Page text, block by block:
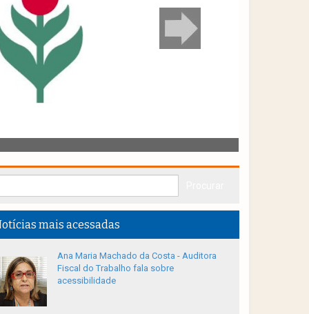
mais acessadas
Ana Maria Machado da Costa - Auditora
Fiscal do Trabalho fala sobre
acessibilidade